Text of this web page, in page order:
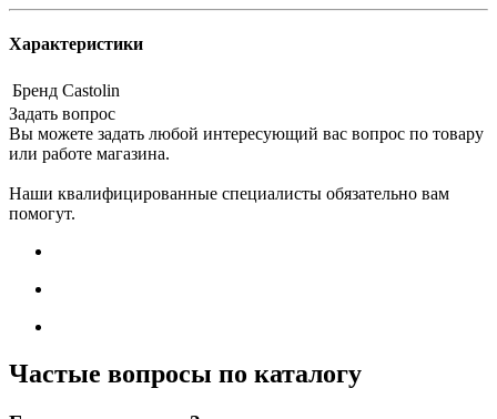
Характеристики
Бренд Castolin
Задать вопрос
Вы можете задать любой интересующий вас вопрос по товару
или работе магазина.
Наши квалифицированные специалисты обязательно вам
помогут.
Частые вопросы по каталогу